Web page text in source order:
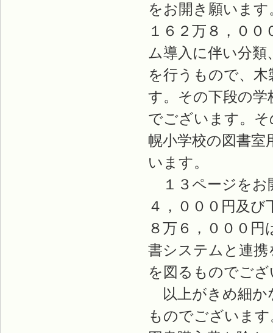
をお開き願います
１６２万８，０
ム導入に伴い分
を行うもので、
す。その下段の学
でございます。そ
幌小学校の図書室
います。
１３ページをお
４，０００円及
８万６，０００
書システムと連
を図るものでご
以上がきめ細か
ものでございま